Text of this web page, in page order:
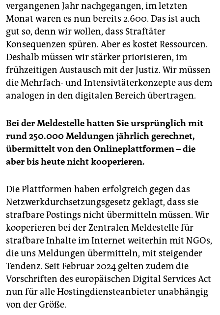
vergangenen Jahr nachgegangen, im letzten
Monat waren es nun bereits 2.600. Das ist auch
gut so, denn wir wollen, dass Straftäter
Konsequenzen spüren. Aber es kostet Ressourcen.
Deshalb müssen wir stärker priorisieren, im
frühzeitigen Austausch mit der Justiz. Wir müssen
die Mehrfach- und Intensivtäterkonzepte aus dem
analogen in den digitalen Bereich übertragen.
Bei der Meldestelle hatten Sie ursprünglich mit
rund 250.000 Meldungen jährlich gerechnet,
übermittelt von den Onlineplattformen – die
aber bis heute nicht kooperieren.
Die Plattformen haben erfolgreich gegen das
Netzwerkdurchsetzungsgesetz geklagt, dass sie
strafbare Postings nicht übermitteln müssen. Wir
kooperieren bei der Zentralen Meldestelle für
strafbare Inhalte im Internet weiterhin mit NGOs,
die uns Meldungen übermitteln, mit steigender
Tendenz. Seit Februar 2024 gelten zudem die
Vorschriften des europäischen Digital Services Act
nun für alle Hostingdiensteanbieter unabhängig
von der Größe.